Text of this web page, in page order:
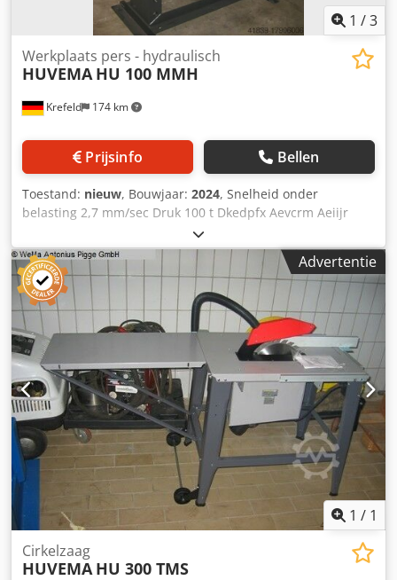
1 /3
Krefeld 174 km
Werkplaats pers - hydraulisch
HUVEMA HU 100 MMH
Prijsinfo Bellen
Toestand: nieuw, Bouwjaar: 2024, Snelheid onder
belasting 2,7 mm/sec Druk 100 t Dkedpfx Aevcrm Aeiijr
Slag 400 mm Tafeloppervlak 920 x 560 mm Snelheid vanaf
4,25 mm/sec Snelheid tot 8,22 mm/sec Max. oliedruk in
werkcilinder 385 bar Olie-inhoud 26 liter Zuiger diameter
125 mm Kolomdoorgang 920 mm Spanning 400 V/ 50 Hz
Totaal benodigd vermogen 4 kW Machinegewicht ca. 0,9
ton Benodigde ruimte ca. 1,7 x 0,9 x 2,1 m Ongebruikte
werkplaatspers (demonstratiemachine) Handmatige en
hydraulische bediening, drukcilinder kan horizontaal
worden bewogen, tafel is in hoogte verstelbaar via
hydraulische cilinder, cilinder diameter 175 mm,
zuigerbasis diameter 125 mm,
Advertentie
1 / 1
Cirkelzaag
HUVEMA HU 300 TMS